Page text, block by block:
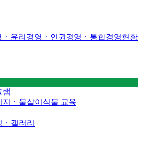
ㆍ윤리경영 ㆍ인권경영 ㆍ통합경영현황
램
ㆍ물살이식물 교육
ㆍ갤러리